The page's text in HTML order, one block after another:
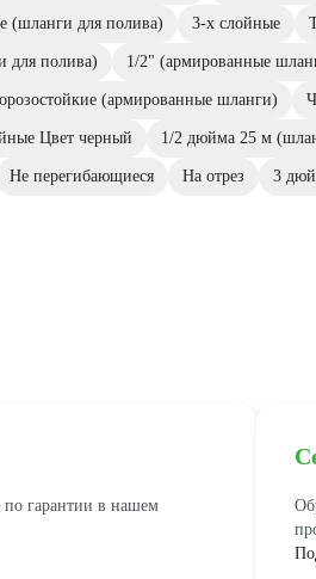
(шланги для полива) 3-х слойные
для полива) 1/2" (армированные
(армированные шланги)
Цвет черный 1/2 дюйма 25 м
Не перегибающиеся На отрез 3
по гарантии в нашем